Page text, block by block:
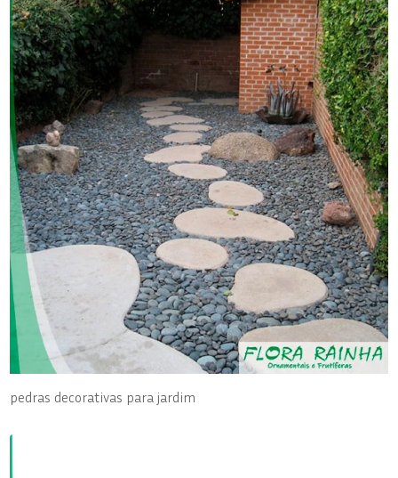
pedras decorativas para jardim